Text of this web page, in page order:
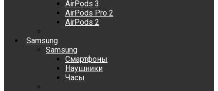
AirPods 3
AirPods Pro 2
AirPods 2
Samsung
Samsung
Смартфоны
Наушники
Часы